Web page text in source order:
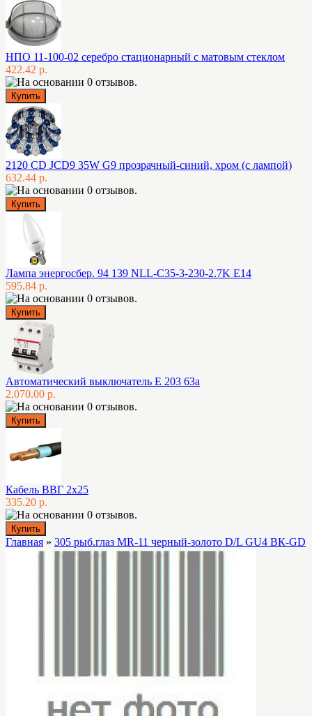
НПО 11-100-02 серебро стационарный с матовым стеклом
422.42 р.
2120 CD JCD9 35W G9 прозрачный-синий, хром (с лампой)
632.44 р.
Лампа энергосбер. 94 139 NLL-C35-3-230-2.7K E14
595.84 р.
Автоматический выключатель E 203 63а
2,070.00 р.
Кабель ВВГ 2х25
335.20 р.
Главная » 305 рыб.глаз MR-11 черный-золото D/L GU4 ВК-GD